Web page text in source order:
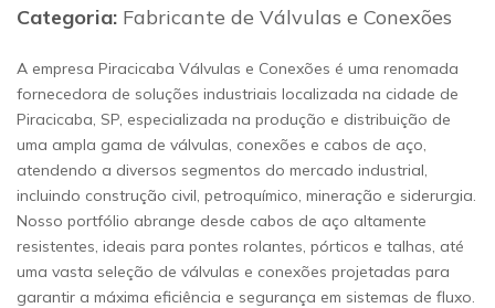
Categoria: Fabricante de Válvulas e Conexões
A empresa Piracicaba Válvulas e Conexões é uma renomada
fornecedora de soluções industriais localizada na cidade de
Piracicaba, SP, especializada na produção e distribuição de
uma ampla gama de válvulas, conexões e cabos de aço,
atendendo a diversos segmentos do mercado industrial,
incluindo construção civil, petroquímico, mineração e siderurgia.
Nosso portfólio abrange desde cabos de aço altamente
resistentes, ideais para pontes rolantes, pórticos e talhas, até
uma vasta seleção de válvulas e conexões projetadas para
garantir a máxima eficiência e segurança em sistemas de fluxo.